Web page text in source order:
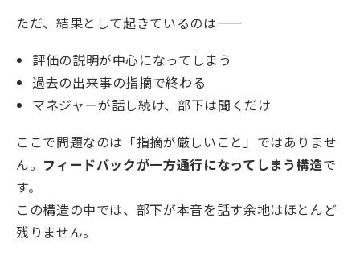
ただ、結果として起きているのは――
評価の説明が中心になってしまう
過去の出来事の指摘で終わる
マネジャーが話し続け、部下は聞くだけ
ここで問題なのは「指摘が厳しいこと」ではありませ
ん。 フィードバックが一方通行になってしまう構造で
す。
この構造の中では、部下が本音を話す余地はほとんど
残りません。